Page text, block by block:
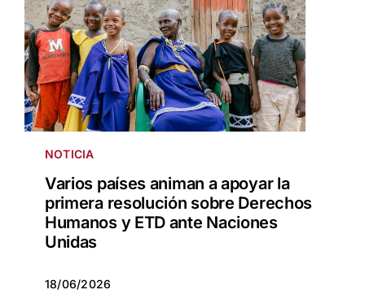
NOTICIA
Varios países animan a apoyar la
primera resolución sobre Derechos
Humanos y ETD ante Naciones
Unidas
18/06/2026
18/06/2026